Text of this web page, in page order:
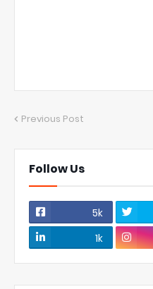
Previous Post
Follow Us
5k
1k